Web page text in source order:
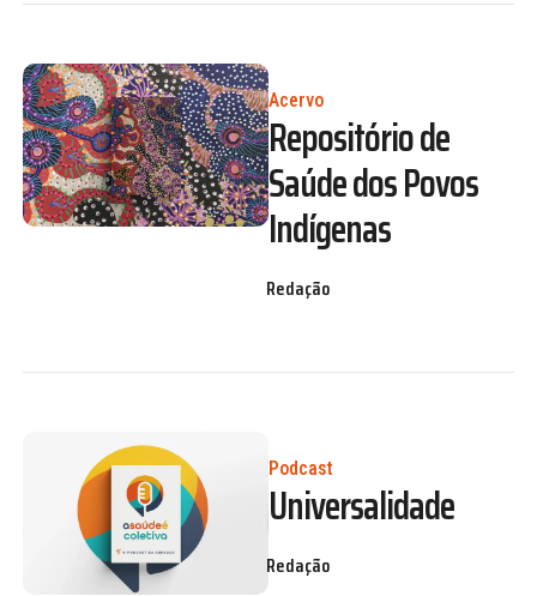
Acervo
Repositório de
Saúde dos Povos
Indígenas
Redação
Podcast
Universalidade
Redação